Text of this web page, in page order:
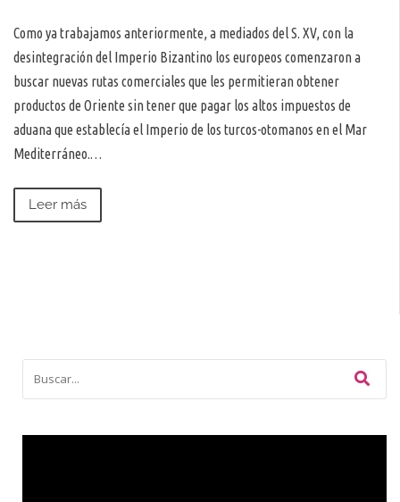
Como ya trabajamos anteriormente, a mediados del S. XV, con la
desintegración del Imperio Bizantino los europeos comenzaron a
buscar nuevas rutas comerciales que les permitieran obtener
productos de Oriente sin tener que pagar los altos impuestos de
aduana que establecía el Imperio de los turcos-otomanos en el Mar
Mediterráneo.…
Leer más